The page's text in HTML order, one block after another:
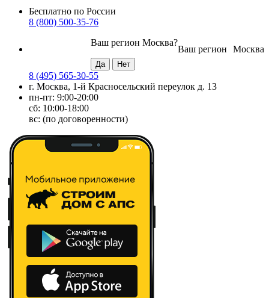
Бесплатно по России
8 (800) 500-35-76
Москва
Ваш регион
Ваш регион Москва?
8 (495) 565-30-55
г. Москва, 1-й Красносельский переулок д. 13
пн-пт: 9:00-20:00
сб: 10:00-18:00
вс: (по договоренности)